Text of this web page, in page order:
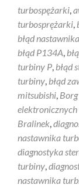
turbospężarki,
turbosprężarki,
błąd
błąd P134A,
turbiny P, błąd
turbiny, błąd
mitsubishi,
Bralinek,
nastawnika
diagnostyka
turbiny,
nastawnika